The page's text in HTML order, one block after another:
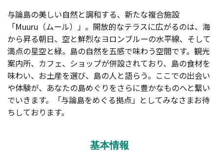
与論島の美しい自然と調和する、新たな複合施設
「Muuru（ムール）」。開放的なテラスに広がるのは、海
から昇る朝日、空と鮮烈なヨロンブルーの水平線、そして
満点の星空と緑。島の自然を五感で味わう空間です。観光
案内所、カフェ、ショップが併設されており、島の食材を
味わい、お土産を選び、島の人と語らう。ここでの出会い
や体験が、あなたの島めぐりをさらに豊かなものへと繋い
でいきます。「与論島をめぐる拠点」としてみなさまお待
ちしております。
基本情報